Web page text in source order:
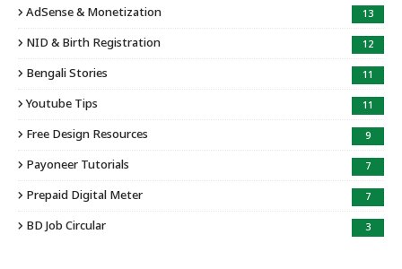
AdSense & Monetization 13
NID & Birth Registration 12
Bengali Stories 11
Youtube Tips 11
Free Design Resources 9
Payoneer Tutorials 7
Prepaid Digital Meter 7
BD Job Circular 3